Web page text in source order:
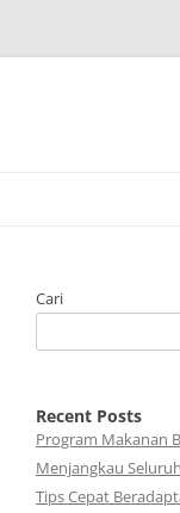
Cari
Recent Posts
Program Makanan
Menjangkau
Tips Cepat